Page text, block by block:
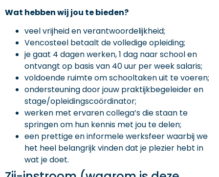
Wat hebben wij jou te bieden?
veel vrijheid en verantwoordelijkheid;
Vencosteel betaalt de volledige opleiding;
je gaat 4 dagen werken, 1 dag naar school en
ontvangt op basis van 40 uur per week salaris;
voldoende ruimte om schooltaken uit te voeren;
ondersteuning door jouw praktijkbegeleider en
stage/opleidingscoördinator;
werken met ervaren collega’s die staan te
springen om hun kennis met jou te delen;
een prettige en informele werksfeer waarbij we
het heel belangrijk vinden dat je plezier hebt in
wat je doet.